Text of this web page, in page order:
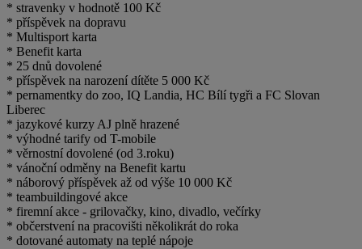
* stravenky v hodnotě 100 Kč
* příspěvek na dopravu
* Multisport karta
* Benefit karta
* 25 dnů dovolené
* příspěvek na narození dítěte 5 000 Kč
* pernamentky do zoo, IQ Landia, HC Bílí tygři a FC Slovan
Liberec
* jazykové kurzy AJ plně hrazené
* výhodné tarify od T-mobile
* věrnostní dovolené (od 3.roku)
* vánoční odměny na Benefit kartu
* náborový příspěvek až od výše 10 000 Kč
* teambuildingové akce
* firemní akce - grilovačky, kino, divadlo, večírky
* občerstvení na pracovišti několikrát do roka
* dotované automaty na teplé nápoje